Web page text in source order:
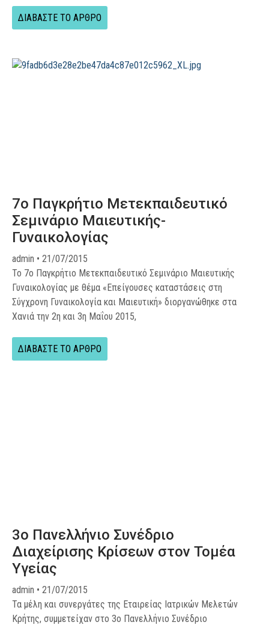
ΔΙΑΒΑΣΤΕ ΤΟ ΑΡΘΡΟ
7o Παγκρήτιο Μετεκπαιδευτικό
Σεμινάριο Μαιευτικής-
Γυναικολογίας
admin
21/07/2015
Το 7ο Παγκρήτιο Μετεκπαιδευτικό Σεμινάριο Μαιευτικής
Γυναικολογίας με θέμα «Επείγουσες καταστάσεις στη
Σύγχρονη Γυναικολογία και Μαιευτική» διοργανώθηκε στα
Χανιά την 2η και 3η Μαΐου 2015,
ΔΙΑΒΑΣΤΕ ΤΟ ΑΡΘΡΟ
3o Πανελλήνιο Συνέδριο
Διαχείρισης Κρίσεων στον Τομέα
Υγείας
admin
21/07/2015
Τα μέλη και συνεργάτες της Εταιρείας Ιατρικών Μελετών
Κρήτης, συμμετείχαν στο 3ο Πανελλήνιο Συνέδριο